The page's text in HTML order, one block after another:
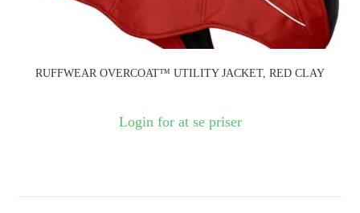
RUFFWEAR OVERCOAT™ UTILITY JACKET, RED CLAY
Login for at se priser